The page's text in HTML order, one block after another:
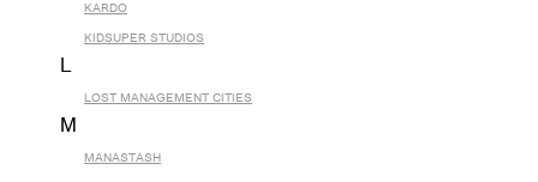
KARDO
KIDSUPER STUDIOS
L
LOST MANAGEMENT CITIES
M
MANASTASH